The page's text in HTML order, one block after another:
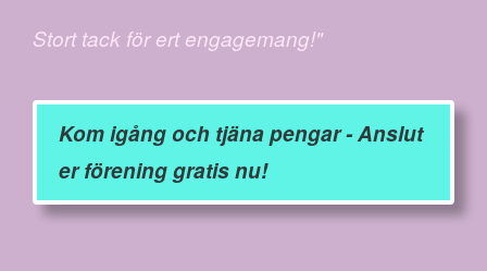
Stort tack för ert engagemang!"
Kom igång och tjäna pengar - Anslut
er förening gratis nu!